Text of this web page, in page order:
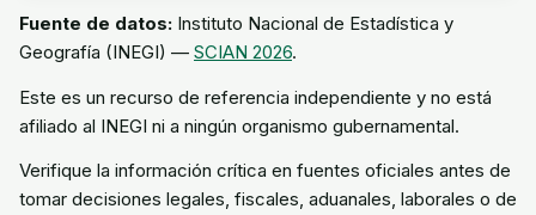
Fuente de datos: Instituto Nacional de Estadística y
Geografía (INEGI) — SCIAN 2026.
Este es un recurso de referencia independiente y no está
afiliado al INEGI ni a ningún organismo gubernamental.
Verifique la información crítica en fuentes oficiales antes de
tomar decisiones legales, fiscales, aduanales, laborales o de